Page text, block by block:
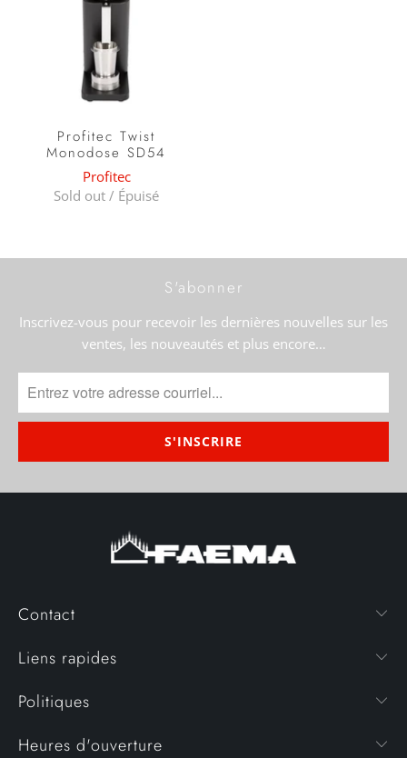
Profitec Twist
Monodose SD54
Profitec
Sold out / Épuisé
S'abonner
Inscrivez-vous pour recevoir les dernières nouvelles sur les
ventes, les nouveautés et plus encore…
Contact
Liens rapides
Politiques
Heures d'ouverture